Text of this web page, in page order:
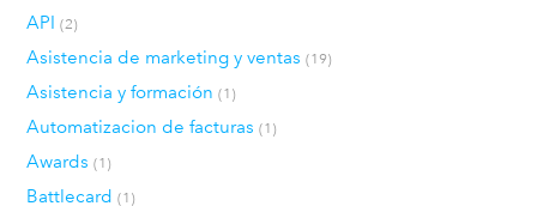
API (2)
Asistencia de marketing y ventas (19)
Asistencia y formación (1)
Automatizacion de facturas (1)
Awards (1)
Battlecard (1)